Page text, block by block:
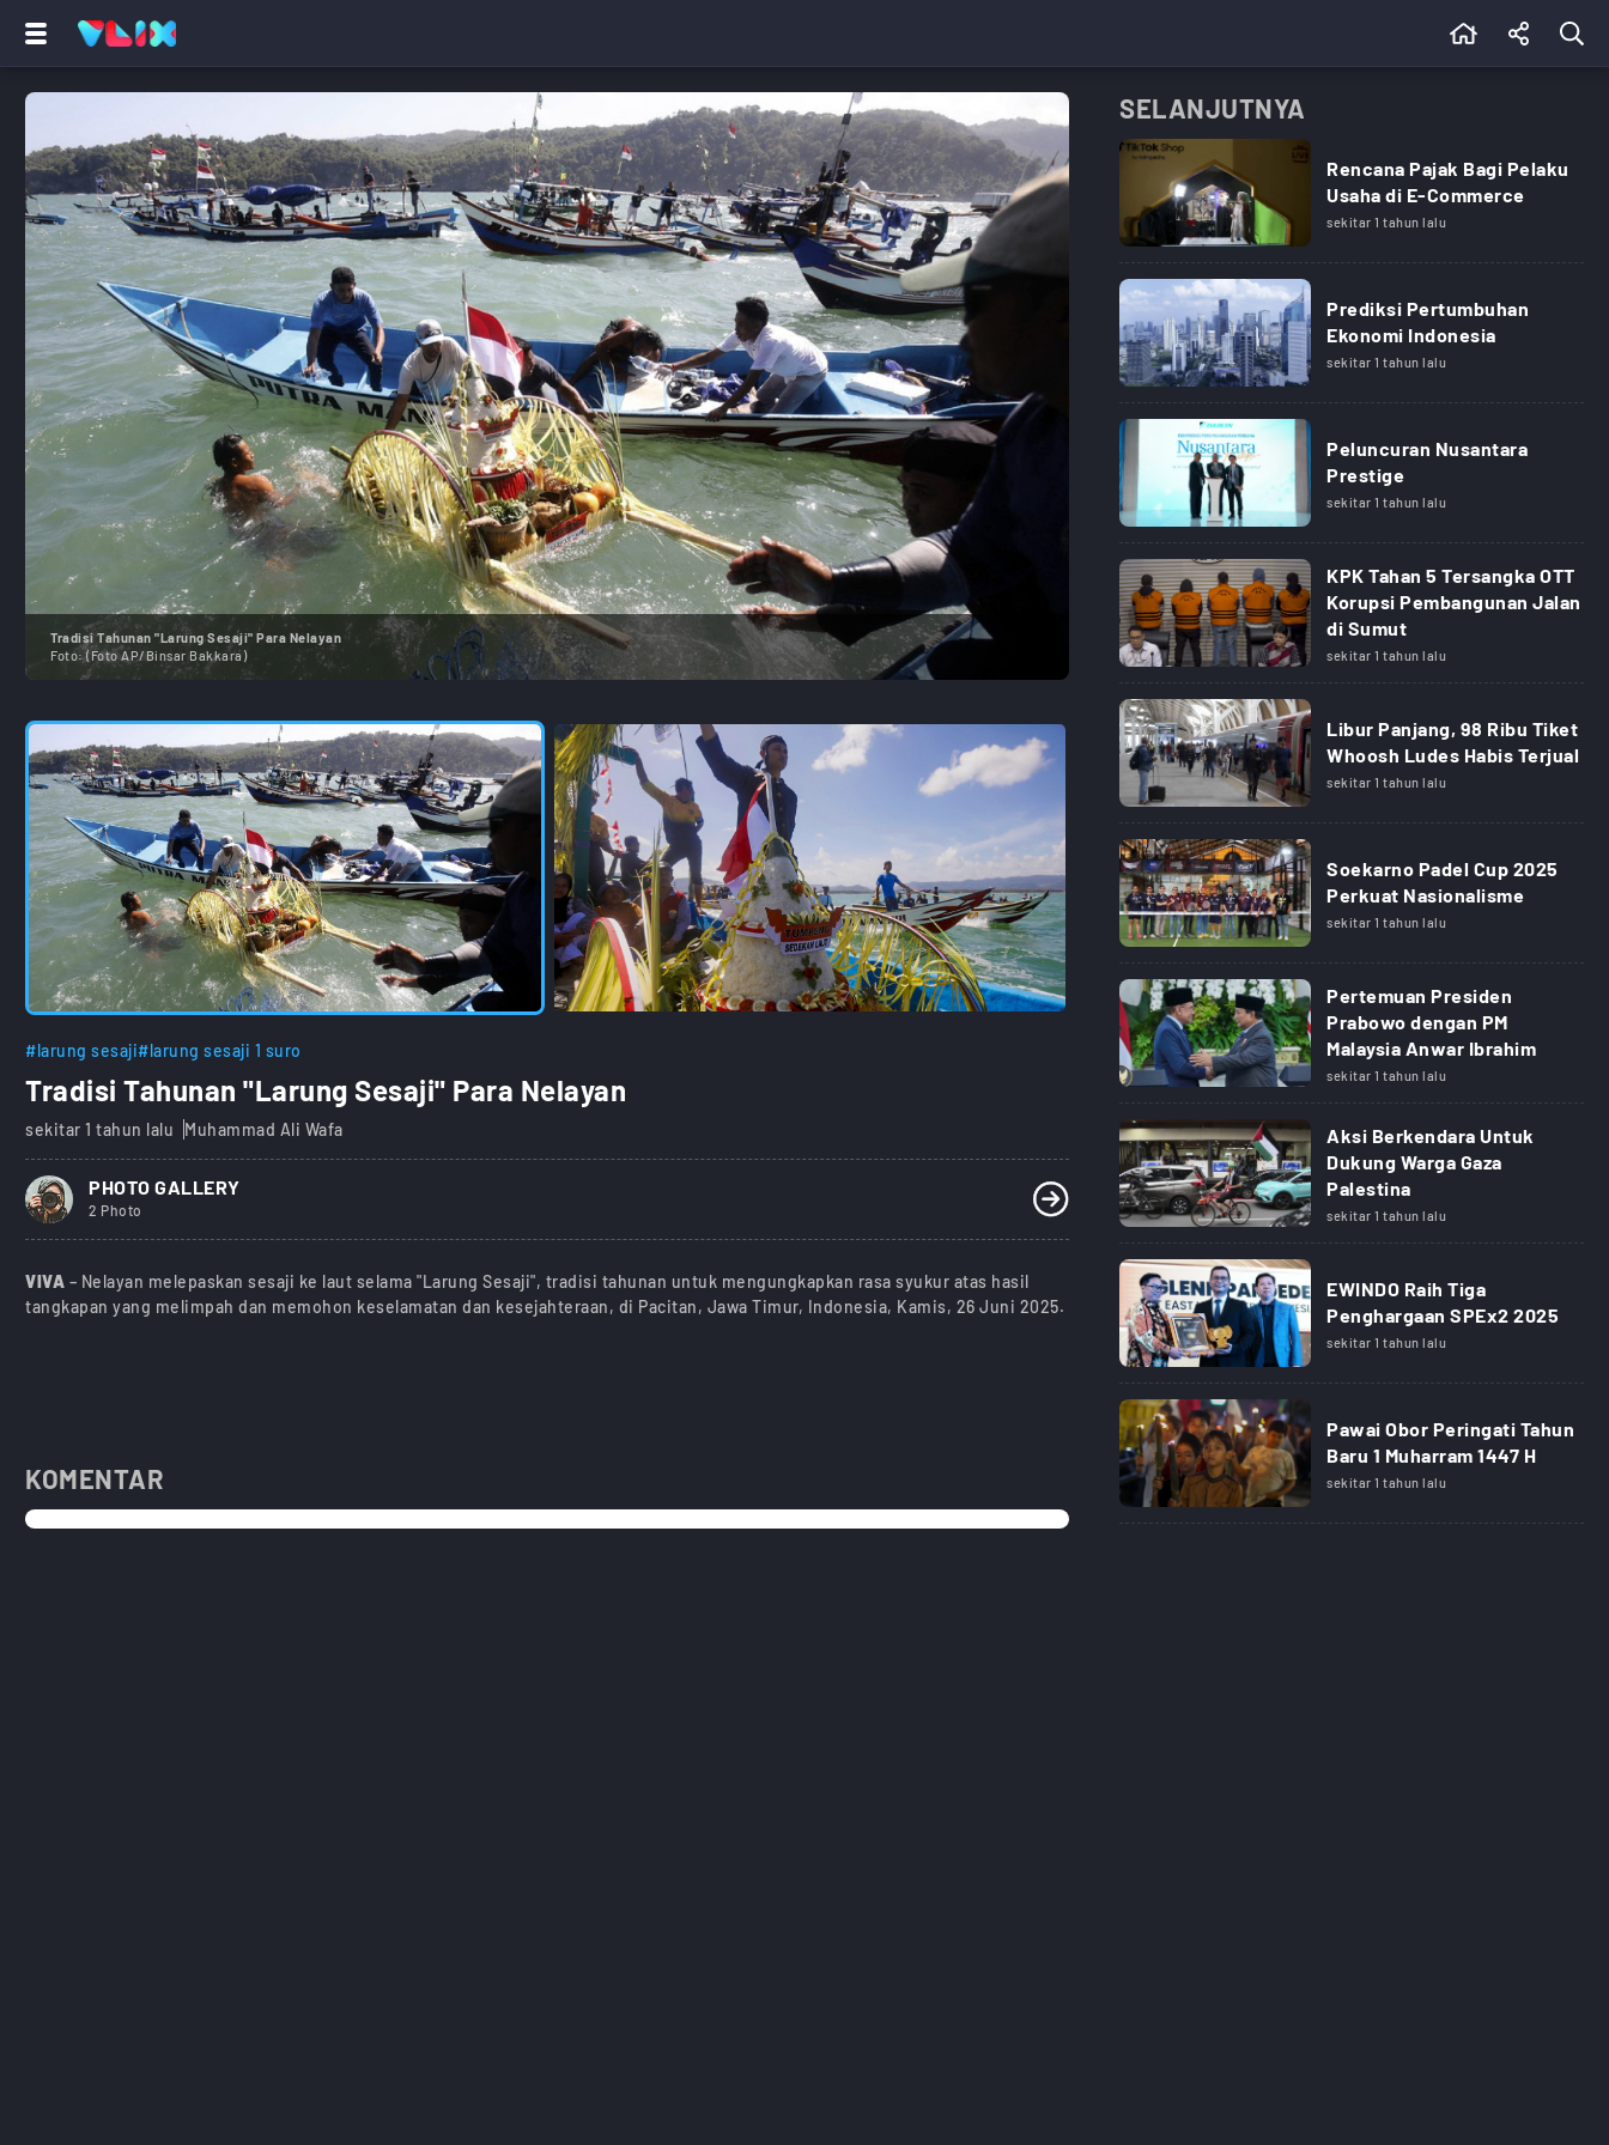
Tradisi Tahunan "Larung Sesaji" Para Nelayan
Foto:(Foto AP/Binsar Bakkara)
#larung sesaji#larung sesaji 1 suro
Tradisi Tahunan "Larung Sesaji" Para Nelayan
sekitar 1 tahun lalu Muhammad Ali Wafa
PHOTO GALLERY
2 Photo
VIVA – Nelayan melepaskan sesaji ke laut selama "Larung Sesaji", tradisi tahunan untuk mengungkapkan rasa syukur atas hasil
tangkapan yang melimpah dan memohon keselamatan dan kesejahteraan, di Pacitan, Jawa Timur, Indonesia, Kamis, 26 Juni 2025.
KOMENTAR
SELANJUTNYA
Rencana Pajak Bagi Pelaku
Usaha di E-Commerce
sekitar 1 tahun lalu
Prediksi Pertumbuhan
Ekonomi Indonesia
sekitar 1 tahun lalu
Peluncuran Nusantara
Prestige
sekitar 1 tahun lalu
KPK Tahan 5 Tersangka OTT
Korupsi Pembangunan Jalan
di Sumut
sekitar 1 tahun lalu
Libur Panjang, 98 Ribu Tiket
Whoosh Ludes Habis Terjual
sekitar 1 tahun lalu
Soekarno Padel Cup 2025
Perkuat Nasionalisme
sekitar 1 tahun lalu
Pertemuan Presiden
Prabowo dengan PM
Malaysia Anwar Ibrahim
sekitar 1 tahun lalu
Aksi Berkendara Untuk
Dukung Warga Gaza
Palestina
sekitar 1 tahun lalu
EWINDO Raih Tiga
Penghargaan SPEx2 2025
sekitar 1 tahun lalu
Pawai Obor Peringati Tahun
Baru 1 Muharram 1447 H
sekitar 1 tahun lalu